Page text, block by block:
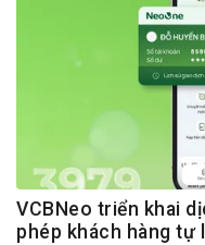
VCBNeo triển khai
phép khách hàng tự